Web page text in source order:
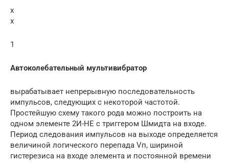
x
x
1
Автоколебательный мультивибратор
вырабатывает непрерывную последовательность
импульсов, следующих с некоторой частотой.
Простейшую схему такого рода можно построить на
одном элементе 2И-НЕ с триггером Шмидта на входе.
Период следования импульсов на выходе определяется
величиной логического перепада Vп, шириной
гистерезиса на входе элемента и постоянной времени